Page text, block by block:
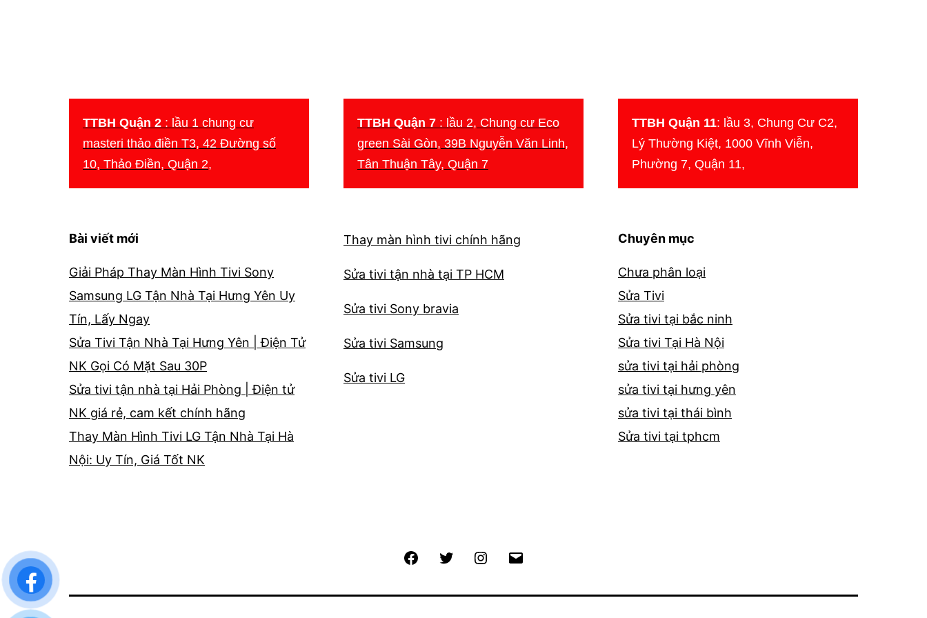
TTBH Quận 2 : lầu 1 chung cư
masteri thảo điền T3, 42 Đường số
10, Thảo Điền, Quận 2,
TTBH Quận 7 : lầu 2, Chung cư Eco
green Sài Gòn, 39B Nguyễn Văn Linh,
Tân Thuận Tây, Quận 7
TTBH Quận 11: lầu 3, Chung Cư C2,
Lý Thường Kiệt, 1000 Vĩnh Viễn,
Phường 7, Quận 11,
Bài viết mới
Giải Pháp Thay Màn Hình Tivi Sony
Samsung LG Tận Nhà Tại Hưng Yên Uy
Tín, Lấy Ngay
Sửa Tivi Tận Nhà Tại Hưng Yên | Điện Tử
NK Gọi Có Mặt Sau 30P
Sửa tivi tận nhà tại Hải Phòng | Điện tử
NK giá rẻ, cam kết chính hãng
Thay Màn Hình Tivi LG Tận Nhà Tại Hà
Nội: Uy Tín, Giá Tốt NK
Thay màn hình tivi chính hãng
Sửa tivi tận nhà tại TP HCM
Sửa tivi Sony bravia
Sửa tivi Samsung
Sửa tivi LG
Chuyên mục
Chưa phân loại
Sửa Tivi
Sửa tivi tại bắc ninh
Sửa tivi Tại Hà Nội
sửa tivi tại hải phòng
sửa tivi tại hưng yên
sửa tivi tại thái bình
Sửa tivi tại tphcm
FacebookTwitter Instagram